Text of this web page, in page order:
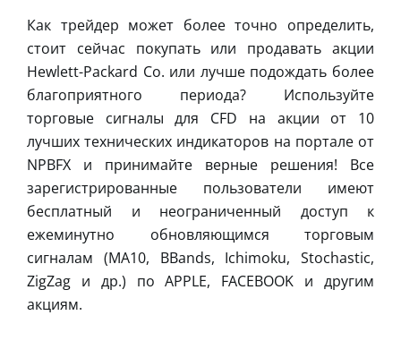
Как трейдер может более точно определить,
стоит сейчас покупать или продавать акции
Hewlett-Packard Co. или лучше подождать более
благоприятного периода? Используйте
торговые сигналы для CFD на акции от 10
лучших технических индикаторов на портале от
NPBFX и принимайте верные решения! Все
зарегистрированные пользователи имеют
бесплатный и неограниченный доступ к
ежеминутно обновляющимся торговым
сигналам (MA10, BBands, Ichimoku, Stochastic,
ZigZag и др.) по APPLE, FACEBOOK и другим
акциям.